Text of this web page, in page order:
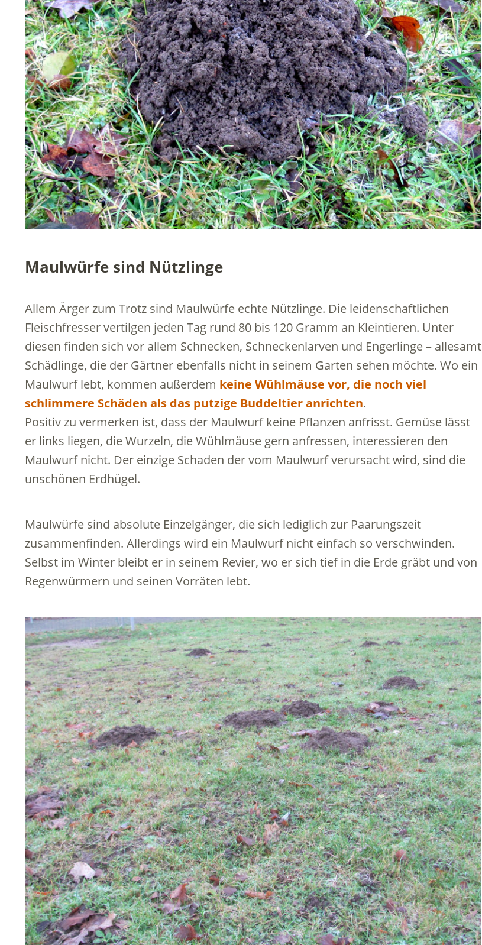
Maulwürfe sind Nützlinge
Allem Ärger zum Trotz sind Maulwürfe echte Nützlinge. Die leidenschaftlichen
Fleischfresser vertilgen jeden Tag rund 80 bis 120 Gramm an Kleintieren. Unter
diesen finden sich vor allem Schnecken, Schneckenlarven und Engerlinge – allesamt
Schädlinge, die der Gärtner ebenfalls nicht in seinem Garten sehen möchte. Wo ein
Maulwurf lebt, kommen außerdem keine Wühlmäuse vor, die noch viel
schlimmere Schäden als das putzige Buddeltier anrichten.
Positiv zu vermerken ist, dass der Maulwurf keine Pflanzen anfrisst. Gemüse lässt
er links liegen, die Wurzeln, die Wühlmäuse gern anfressen, interessieren den
Maulwurf nicht. Der einzige Schaden der vom Maulwurf verursacht wird, sind die
unschönen Erdhügel.
Maulwürfe sind absolute Einzelgänger, die sich lediglich zur Paarungszeit
zusammenfinden. Allerdings wird ein Maulwurf nicht einfach so verschwinden.
Selbst im Winter bleibt er in seinem Revier, wo er sich tief in die Erde gräbt und von
Regenwürmern und seinen Vorräten lebt.